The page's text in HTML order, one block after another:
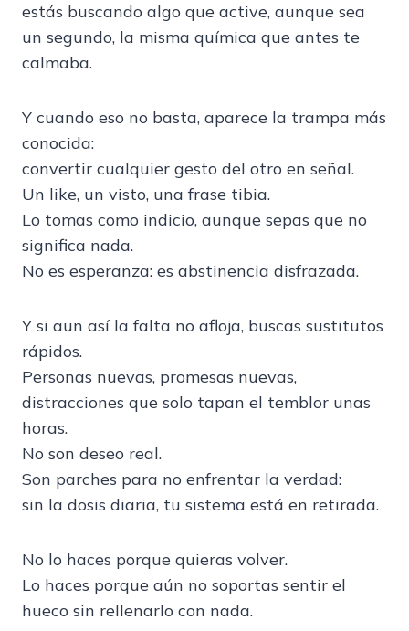
estás buscando algo que active, aunque sea
un segundo, la misma química que antes te
calmaba.
Y cuando eso no basta, aparece la trampa más
conocida:
convertir cualquier gesto del otro en señal.
Un like, un visto, una frase tibia.
Lo tomas como indicio, aunque sepas que no
significa nada.
No es esperanza: es abstinencia disfrazada.
Y si aun así la falta no afloja, buscas sustitutos
rápidos.
Personas nuevas, promesas nuevas,
distracciones que solo tapan el temblor unas
horas.
No son deseo real.
Son parches para no enfrentar la verdad:
sin la dosis diaria, tu sistema está en retirada.
No lo haces porque quieras volver.
Lo haces porque aún no soportas sentir el
hueco sin rellenarlo con nada.